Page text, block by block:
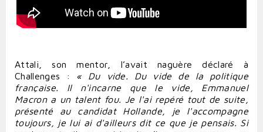
Attali, son mentor, l’avait naguère déclaré à
Challenges : « Du vide. Du vide de la politique
française. Il n'incarne que le vide, Emmanuel
Macron a un talent fou. Je l'ai repéré tout de suite,
présenté au candidat Hollande, je l'accompagne
toujours, je lui ai d'ailleurs dit ce que je pensais. Si